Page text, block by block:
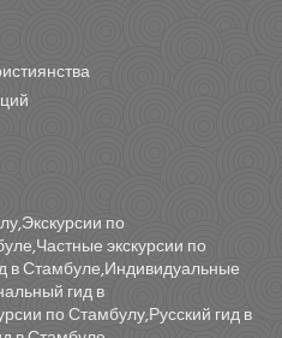
по
экскурсии по
в Стамбуле,Индивидуальные
гид в
по Стамбулу,Русский гид в